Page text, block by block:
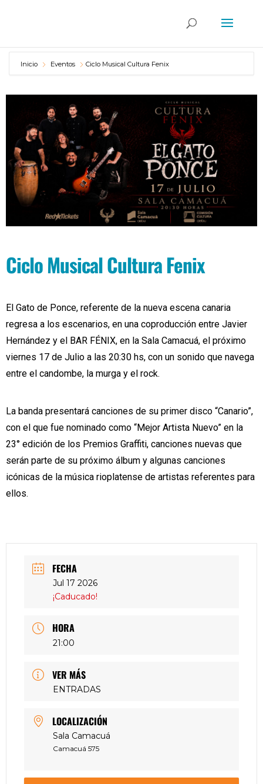
Inicio Eventos Ciclo Musical Cultura Fenix
Ciclo Musical Cultura Fenix
El Gato de Ponce, referente de la nueva escena canaria
regresa a los escenarios, en una coproducción entre Javier
Hernández y el BAR FÉNIX, en la Sala Camacuá, el próximo
viernes 17 de Julio a las 20:30 hs, con un sonido que navega
entre el candombe, la murga y el rock.
La banda presentará canciones de su primer disco “Canario”,
con el que fue nominado como “Mejor Artista Nuevo” en la
23° edición de los Premios Graffiti, canciones nuevas que
serán parte de su próximo álbum y algunas canciones
icónicas de la música rioplatense de artistas referentes para
ellos.
FECHA
Jul 17 2026
¡Caducado!
HORA
21:00
VER MÁS
ENTRADAS
LOCALIZACIÓN
Sala Camacuá
Camacuá 575